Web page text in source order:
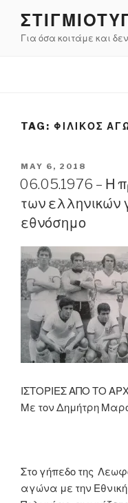
contentΓια όσα κοιτάμε και
TAG: ΦΙΛΙΚΟΣ
POSTED
ON
MAY 6, 2018
06.05.1976 – Η
των ελληνικών
εθνόσημο
ΙΣΤΟΡΙΕΣ ΑΠΟ ΤΟ
Με τον Δημήτρη
Στο γήπεδο της
αγώνα με την